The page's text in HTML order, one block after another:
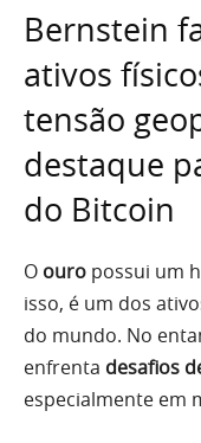
Bernstein
ativos
tensão
destaque
do Bitcoin
O ouro possui um
isso, é um dos
do mundo. No
enfrenta desafios
especialmente em